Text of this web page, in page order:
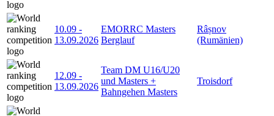
10.09 -
13.09.2026
EMORRC Masters
Berglauf
Râșnov
(Rumänien)
12.09 -
13.09.2026
Team DM U16/U20
und Masters +
Bahngehen Masters
Troisdorf